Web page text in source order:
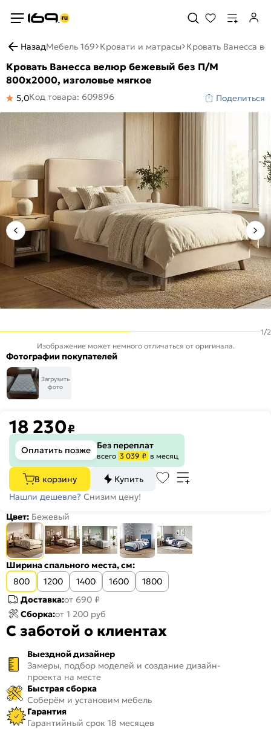
НазадМебель 169 Кровати и матрасы Кровать Ванесса
Кровать Ванесса велюр бежевый без П/М
800x2000, изголовье мягкое
5,0Код товара: 609896 Поделиться
1/2
Изображение может немного отличаться от оригинала.
Фотографии покупателей
Загрузить
фото
18 230₽
Оплатить позже Без переплат
всего 3 039 ₽ в месяц
В корзину
Купить
Нашли дешевле? Снизим цену!
Цвет: Бежевый
Ширина спального места, см:
800
1200 1400 1600
1800
Доставка:от 690 ₽
Сборка:от 1 200 руб
С заботой о клиентах
Выездной дизайнер
Замеры, подбор моделей и создание дизайн-
проекта на месте
Быстрая сборка
Соберём и установим мебель
Гарантия
Гарантийный срок 18 месяцев